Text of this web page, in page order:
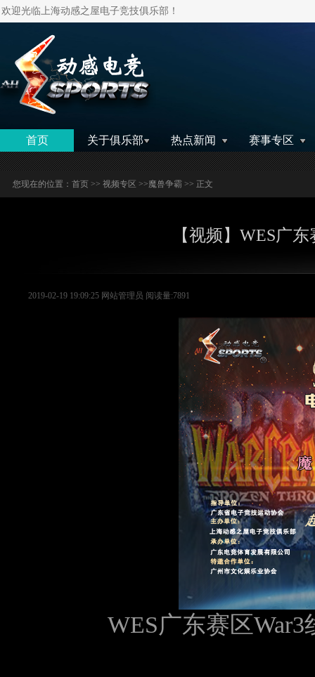
欢迎光临上海动感之屋电子竞技俱乐部！
首页 关于俱乐部 热点新闻 赛事专区
您现在的位置： 首页 >> 视频专区 >>魔兽争霸 >> 正文
【视频】WES广
2019-02-19 19:09:25 网站管理员 阅读量:7891
WES广东赛区